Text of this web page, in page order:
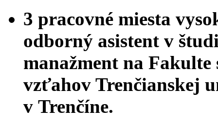
3 pracovné miesta
odborný asistent v
manažment na
vzťahov Trenčianskej
v Trenčíne.